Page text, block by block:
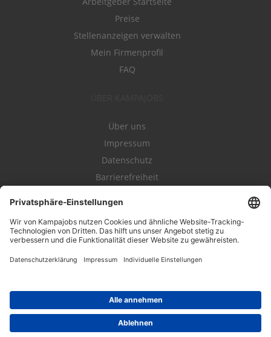
Preise
Stellenanzeigen verwalten
Mein Firmenprofil
FAQ
Über uns
Impressum
Datenschutz
Barrierefreiheit
Kampahire
Kampagnenforum
LeadNow